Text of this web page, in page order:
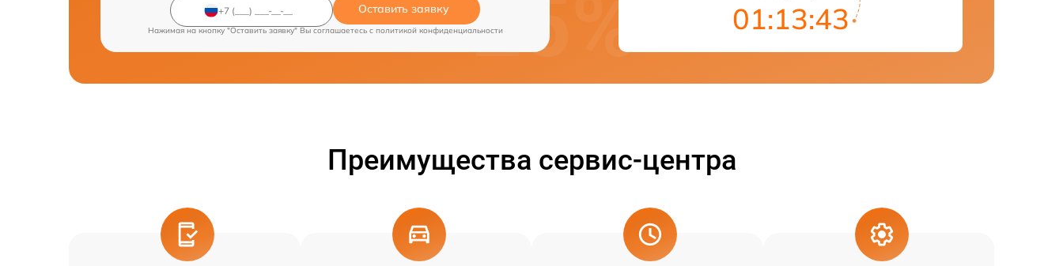
Оставить заявку
Нажимая на кнопку "Оставить заявку" Вы соглашаетесь c политикой конфиденциальности 01:13:42
Преимущества сервис-центра